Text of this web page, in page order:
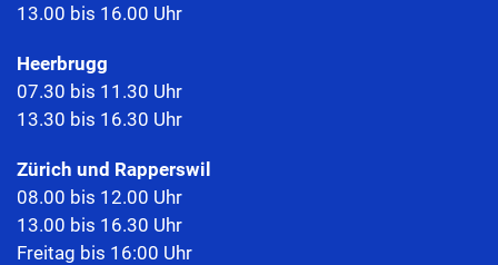
13.00 bis 16.00 Uhr
Heerbrugg
07.30 bis 11.30 Uhr
13.30 bis 16.30 Uhr
Zürich und Rapperswil
08.00 bis 12.00 Uhr
13.00 bis 16.30 Uhr
Freitag bis 16:00 Uhr